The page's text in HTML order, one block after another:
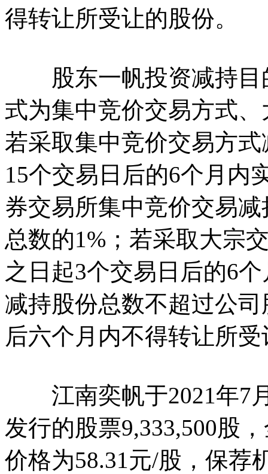
得转让所受让的股份。
股东一帆投资减持目
式为集中竞价交易方式
若采取集中竞价交易方
15个交易日后的6个月内
券交易所集中竞价交易
总数的1%；若采取大宗
之日起3个交易日后的6
减持股份总数不超过公
后六个月内不得转让所
江南奕帆于2021年7
发行的股票9,333,500股
价格为58.31元/股，保荐